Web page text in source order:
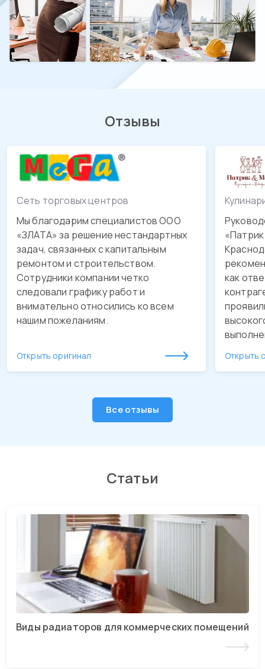
Отзывы
Сеть торговых центров
Мы благодарим специалистов ООО
«ЗЛАТА» за решение нестандартных
задач, связанных с капитальным
ремонтом и строительством.
Сотрудники компании четко
следовали графику работ и
внимательно относились ко всем
нашим пожеланиям.
Открыть оригинал
как
Открыть
Все отзывы
Статьи
Виды радиаторов для коммерческих помещений